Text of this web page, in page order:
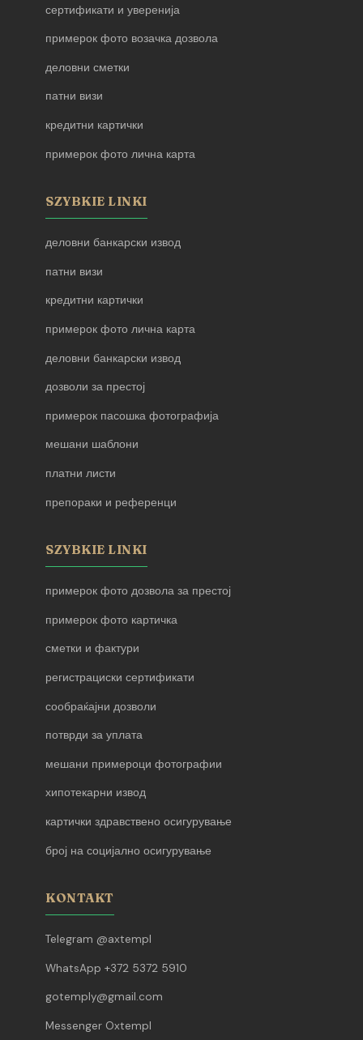
сертификати и уверенија
примерок фото возачка дозвола
деловни сметки
патни визи
кредитни картички
примерок фото лична карта
SZYBKIE LINKI
деловни банкарски извод
патни визи
кредитни картички
примерок фото лична карта
деловни банкарски извод
дозволи за престој
примерок пасошка фотографија
мешани шаблони
платни листи
препораки и референци
SZYBKIE LINKI
примерок фото дозвола за престој
примерок фото картичка
сметки и фактури
регистрациски сертификати
сообраќајни дозволи
потврди за уплата
мешани примероци фотографии
хипотекарни извод
картички здравствено осигурување
број на социјално осигурување
KONTAKT
Telegram @axtempl
WhatsApp +372 5372 5910
gotemply@gmail.com
Messenger Oxtempl